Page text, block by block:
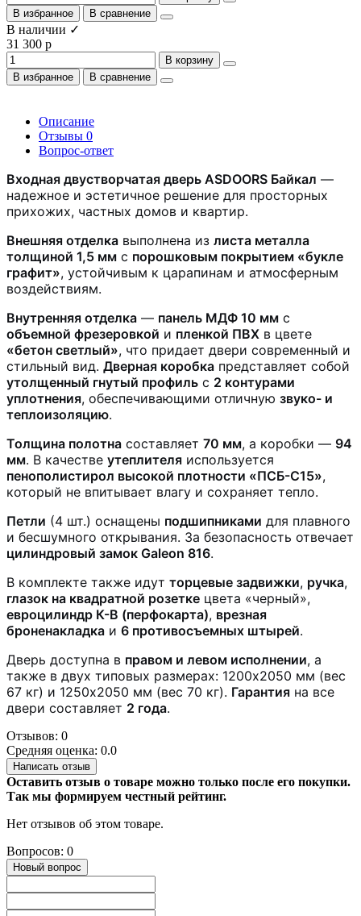
В избранное
В сравнение
В наличии ✓
31 300 р
В корзину
В избранное
В сравнение
Описание
Отзывы 0
Вопрос-ответ
Входная двустворчатая дверь ASDOORS Байкал —
надежное и эстетичное решение для просторных
прихожих, частных домов и квартир.
Внешняя отделка выполнена из листа металла
толщиной 1,5 мм с порошковым покрытием «букле
графит», устойчивым к царапинам и атмосферным
воздействиям.
Внутренняя отделка — панель МДФ 10 мм с
объемной фрезеровкой и пленкой ПВХ в цвете
«бетон светлый», что придает двери современный и
стильный вид. Дверная коробка представляет собой
утолщенный гнутый профиль с 2 контурами
уплотнения, обеспечивающими отличную звуко- и
теплоизоляцию.
Толщина полотна составляет 70 мм, а коробки — 94
мм. В качестве утеплителя используется
пенополистирол высокой плотности «ПСБ-С15»,
который не впитывает влагу и сохраняет тепло.
Петли (4 шт.) оснащены подшипниками для плавного
и бесшумного открывания. За безопасность отвечает
цилиндровый замок Galeon 816.
В комплекте также идут торцевые задвижки, ручка,
глазок на квадратной розетке цвета «черный»,
евроцилиндр К-В (перфокарта), врезная
броненакладка и 6 противосъемных штырей.
Дверь доступна в правом и левом исполнении, а
также в двух типовых размерах: 1200х2050 мм (вес
67 кг) и 1250х2050 мм (вес 70 кг). Гарантия на все
двери составляет 2 года.
Отзывов: 0
Средняя оценка: 0.0
Написать отзыв
Оставить отзыв о товаре можно только после его покупки.
Так мы формируем честный рейтинг.
Нет отзывов об этом товаре.
Вопросов: 0
Новый вопрос